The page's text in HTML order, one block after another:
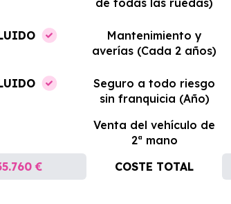
Mantenimiento y
averías (Cada 2 años)
Seguro a todo riesgo
sin franquicia (Año)
Venta del vehículo de
2ª mano
€ COSTE TOTAL